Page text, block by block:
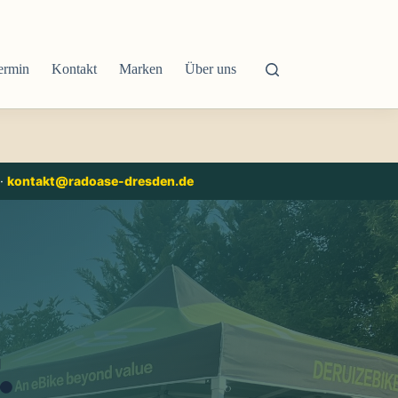
Kontakt Marken Über uns
kontakt@radoase-dresden.de